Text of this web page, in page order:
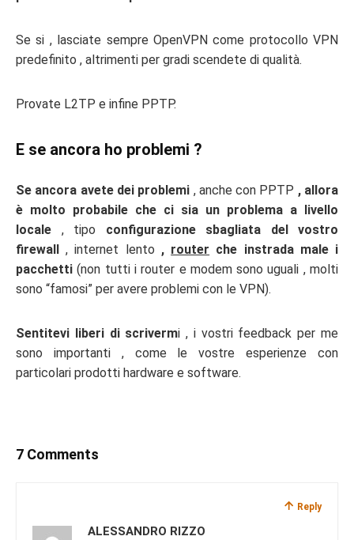
Se si , lasciate sempre OpenVPN come protocollo VPN
predefinito , altrimenti per gradi scendete di qualità.
Provate L2TP e infine PPTP.
E se ancora ho problemi ?
Se ancora avete dei problemi , anche con PPTP , allora
è molto probabile che ci sia un problema a livello
locale , tipo configurazione sbagliata del vostro
firewall
, internet lento , router che instrada male i
pacchetti (non tutti i router e modem sono uguali , molti
sono “famosi” per avere problemi con le VPN).
Sentitevi liberi di scrivermi , i vostri feedback per me
sono importanti , come le vostre esperienze con
particolari prodotti hardware e software.
7 Comments
Reply
ALESSANDRO RIZZO